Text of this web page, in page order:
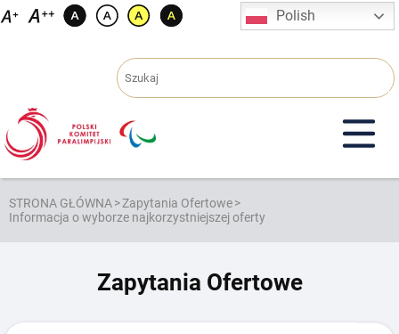
Przejdź
Polish
STRONA GŁÓWNA>Zapytania Ofertowe>
Informacja o wyborze najkorzystniejszej oferty
Zapytania Ofertowe